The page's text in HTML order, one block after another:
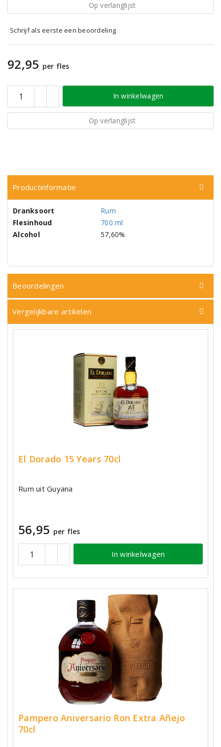
Op verlanglijst
Schrijf als eerste een beoordeling
92,95 per fles
In winkelwagen
Op verlanglijst
Productinformatie
Dranksoort
Rum
Flesinhoud
700 ml
Alcohol
57,60%
Beoordelingen
Vergelijkbare artikelen
El Dorado 15 Years 70cl
Rum uit Guyana
56,95 per fles
In winkelwagen
Pampero Aniversario Ron Extra Añejo
70cl